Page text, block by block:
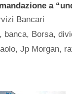
a
Bancari
, banca, Borsa,
, Jp Morgan,